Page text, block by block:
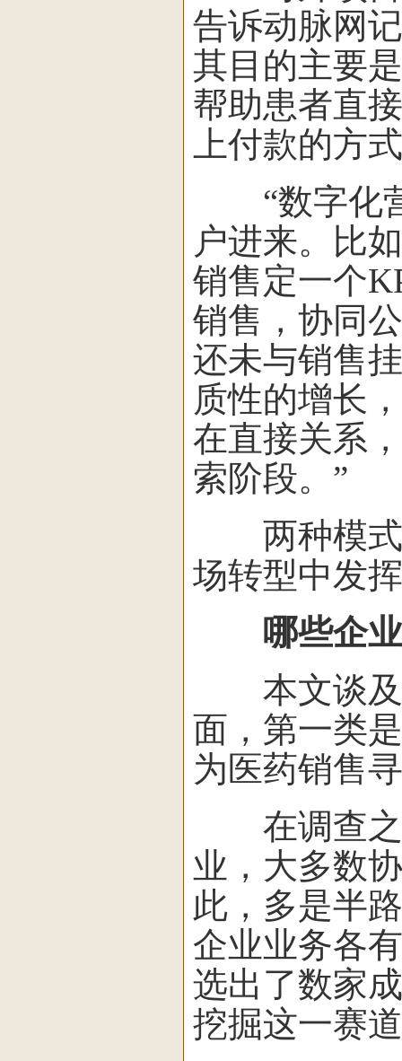
告诉动脉网
其目的主要
帮助患者直
上付款的方
“数字化营
户进来。比
销售定一个
销售，协同
还未与销售
质性的增长
在直接关系
索阶段。”
两种模式
场转型中发
哪些企
本文谈及
面，第一类
为医药销售
在调查之
业，大多数
此，多是半
企业业务各
选出了数家
挖掘这一赛